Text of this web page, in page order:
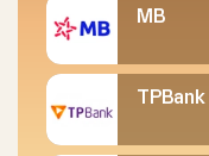
MB
TPBank